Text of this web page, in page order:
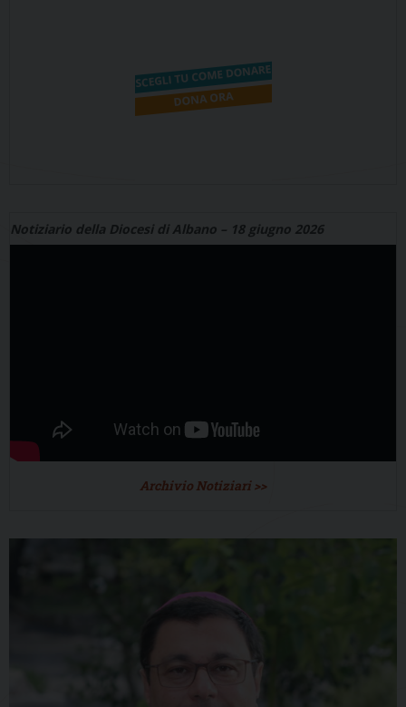
Notiziario della Diocesi di Albano – 18 giugno 2026
Archivio Notiziari >>